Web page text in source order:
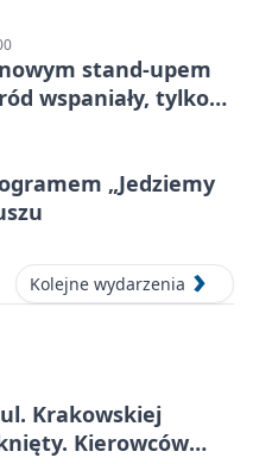
stand-upem
wspaniały, tylko
„Jedziemy
Kolejne wydarzenia
Krakowskiej
Kierowców